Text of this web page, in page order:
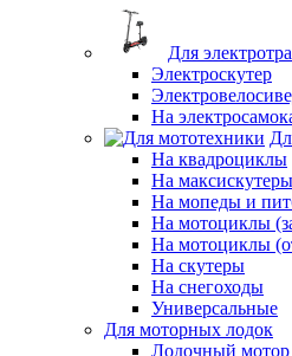
Для
Электроскутер
На
На квадроциклы
На максискутеры
На мопеды и
На мотоциклы
На мотоциклы
На скутеры
На снегоходы
Универсальные
Для моторных лодок
Лодочный мотор